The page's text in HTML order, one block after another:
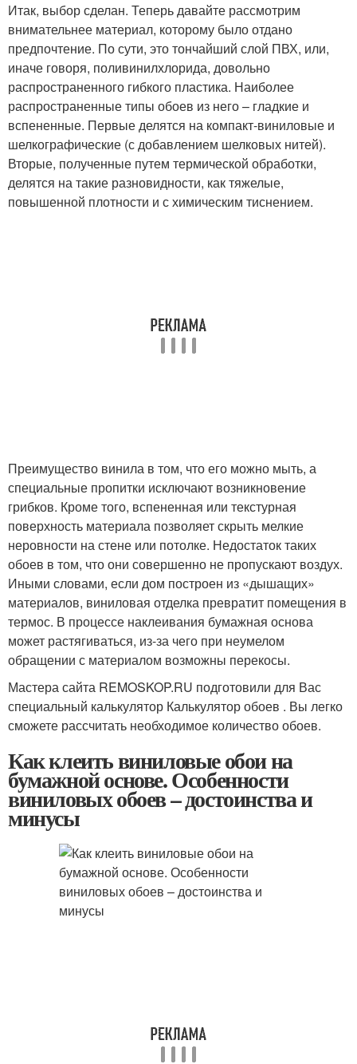
Итак, выбор сделан. Теперь давайте рассмотрим
внимательнее материал, которому было отдано
предпочтение. По сути, это тончайший слой ПВХ, или,
иначе говоря, поливинилхлорида, довольно
распространенного гибкого пластика. Наиболее
распространенные типы обоев из него – гладкие и
вспененные. Первые делятся на компакт-виниловые и
шелкографические (с добавлением шелковых нитей).
Вторые, полученные путем термической обработки,
делятся на такие разновидности, как тяжелые,
повышенной плотности и с химическим тиснением.
Преимущество винила в том, что его можно мыть, а
специальные пропитки исключают возникновение
грибков. Кроме того, вспененная или текстурная
поверхность материала позволяет скрыть мелкие
неровности на стене или потолке. Недостаток таких
обоев в том, что они совершенно не пропускают воздух.
Иными словами, если дом построен из «дышащих»
материалов, виниловая отделка превратит помещения в
термос. В процессе наклеивания бумажная основа
может растягиваться, из-за чего при неумелом
обращении с материалом возможны перекосы.
Мастера сайта REMOSKOP.RU подготовили для Вас
специальный калькулятор Калькулятор обоев . Вы легко
сможете рассчитать необходимое количество обоев.
Как клеить виниловые обои на
бумажной основе. Особенности
виниловых обоев – достоинства и
минусы